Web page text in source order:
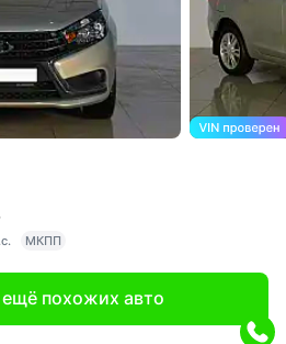
МКПП
ещё похожих авто